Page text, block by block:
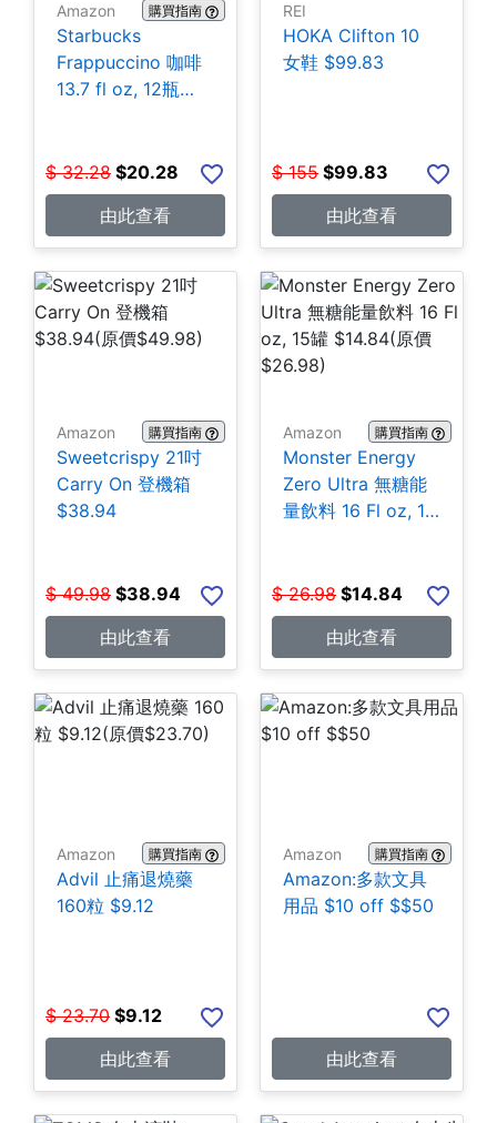
Amazon 購買指南
Starbucks
Frappuccino 咖啡
13.7 fl oz, 12瓶
$ 32.28 $20.28
由此查看
REI
HOKA Clifton 10
女鞋 $99.83
$ 155 $99.83
由此查看
Amazon 購買指南
Sweetcrispy 21吋
Carry On 登機箱
$38.94
$ 49.98 $38.94
由此查看
Amazon 購買指南
Monster Energy
Zero Ultra 無糖能
量飲料 16 Fl oz, 15
$ 26.98 $14.84
由此查看
Amazon 購買指南
Advil 止痛退燒藥
160粒 $9.12
$ 23.70 $9.12
由此查看
Amazon 購買指南
Amazon:多款文具
用品 $10 off $$50
由此查看